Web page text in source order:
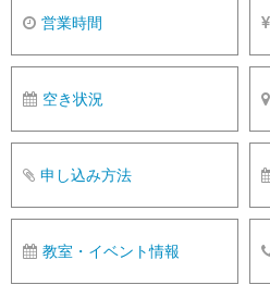
営業時間
空き状況
申し込み方法
教室・イベント情報